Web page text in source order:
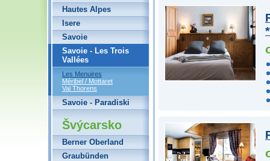
Hautes Alpes
Isere
Savoie
Savoie - Les Trois
Vallées
Les Menuires
Méribel / Mottaret
Val Thorens
Savoie - Paradiski
Švýcarsko
Berner Oberland
Graubünden